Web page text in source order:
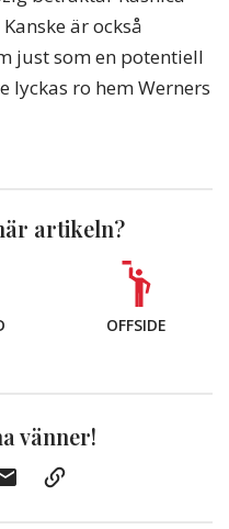
är också
just som en potentiell
lyckas ro hem Werners
artikeln?
OFFSIDE
vänner!